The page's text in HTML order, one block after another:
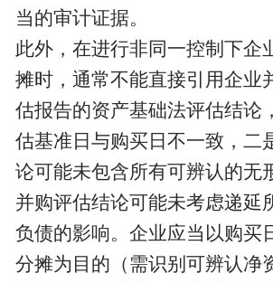
当的审计证据。
此外，在进行非同一控制下企
摊时，通常不能直接引用企业
估报告的资产基础法评估结论
估基准日与购买日不一致，二
论可能未包含所有可辨认的无
并购评估结论可能未考虑递延
负债的影响。企业应当以购买
分摊为目的（需识别可辨认净